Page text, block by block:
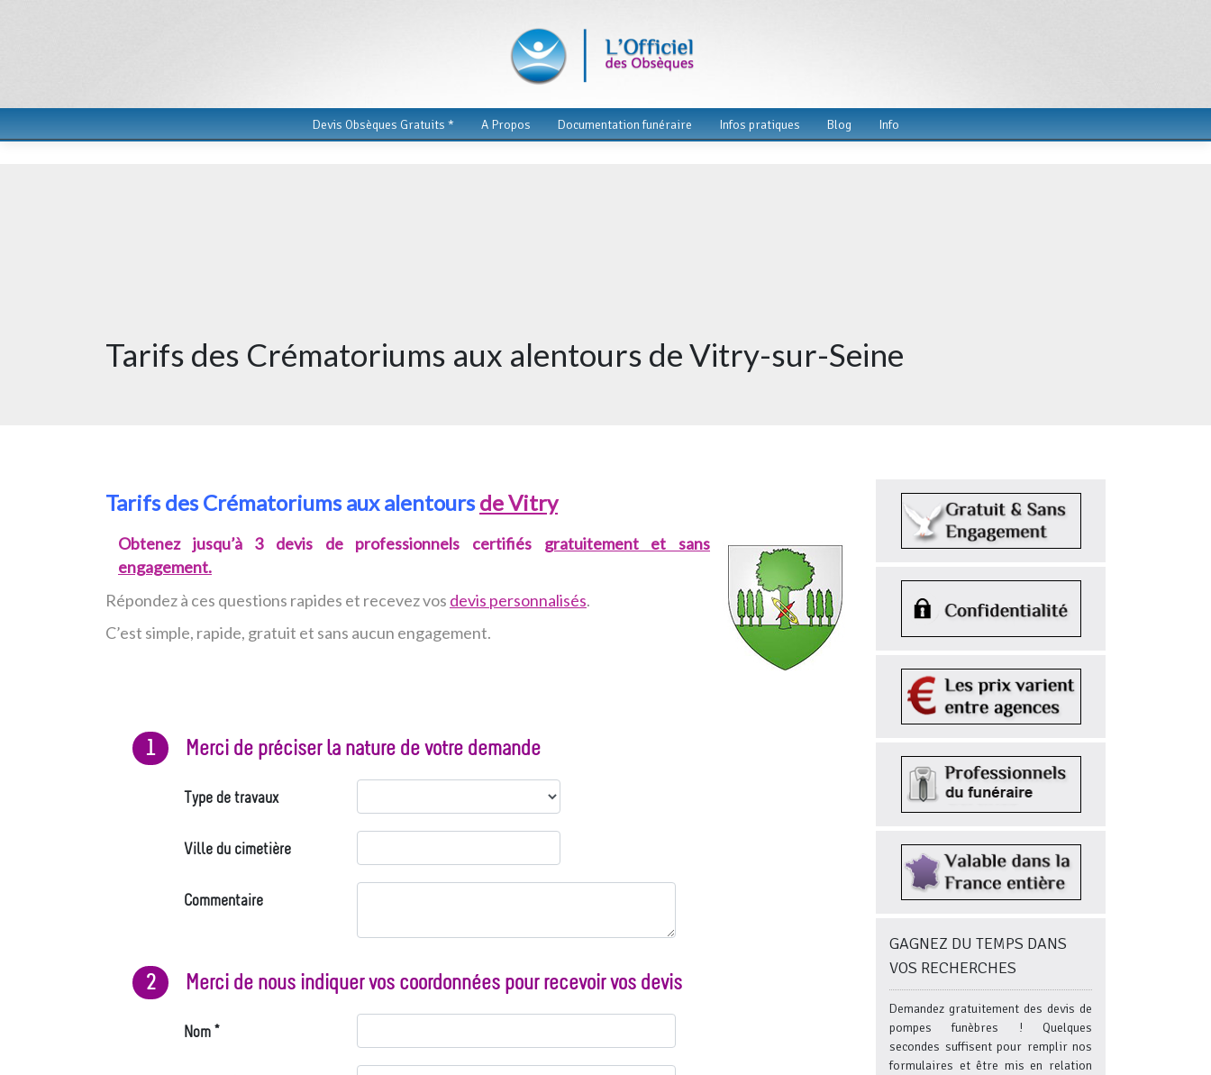
Devis Obsèques Gratuits * A Propos Documentation funéraire Infos pratiques Blog Info
Tarifs des Crématoriums aux alentours de Vitry-sur-Seine
Tarifs des Crématoriums aux alentoursde Vitry
Obtenez jusqu’à 3 devis de professionnels certifiés gratuitement et sans
engagement.
Répondez à ces questions rapides et recevezvos devis personnalisés.
C’est simple, rapide, gratuit et sans aucun engagement.
GAGNEZ DU TEMPS DANS
VOS RECHERCHES
Demandez gratuitement des devis de
pompes funèbres ! Quelques
secondes suffisent pour remplir nos
formulaires et être mis en relation